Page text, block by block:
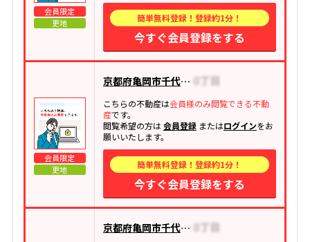
会員限定
更地
簡単無料登録！登録約1分！
今すぐ会員登録をする
会員限定
更地
京都府亀岡市千代川町今津
こちらの不動産は会員様のみ閲覧できる不動
産です。
閲覧希望の方は会員登録またはログインをお
願いいたします。
簡単無料登録！登録約1分！
今すぐ会員登録をする
京都府亀岡市千代川町今津